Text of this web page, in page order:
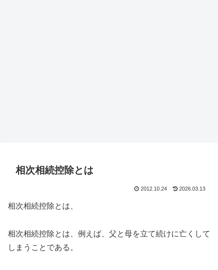
相次相続控除とは
2012.10.24 2026.03.13
相次相続控除とは、
相次相続控除とは、例えば、父と母を立て続けに亡くして
しまうことである。